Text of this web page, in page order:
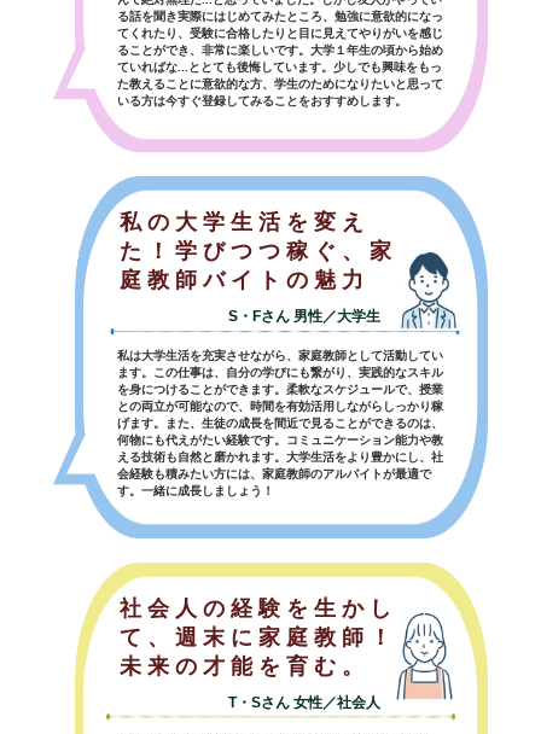
る話を聞き実際にはじめてみたところ、勉強に意欲的になっ
てくれたり、受験に合格したりと目に見えてやりがいを感じ
ることができ、非常に楽しいです。大学１年生の頃から始め
ていればな...ととても後悔しています。少しでも興味をもっ
た教えることに意欲的な方、学生のためになりたいと思って
いる方は今すぐ登録してみることをおすすめします。
私の大学生活を変え
た！学びつつ稼ぐ、家
庭教師バイトの魅力
S・Fさん 男性／大学生
私は大学生活を充実させながら、家庭教師として活動してい
ます。この仕事は、自分の学びにも繋がり、実践的なスキル
を身につけることができます。柔軟なスケジュールで、授業
との両立が可能なので、時間を有効活用しながらしっかり稼
げます。また、生徒の成長を間近で見ることができるのは、
何物にも代えがたい経験です。コミュニケーション能力や教
える技術も自然と磨かれます。大学生活をより豊かにし、社
会経験も積みたい方には、家庭教師のアルバイトが最適で
す。一緒に成長しましょう！
社会人の経験を生かし
て、週末に家庭教師！
未来の才能を育む。
T・Sさん 女性／社会人